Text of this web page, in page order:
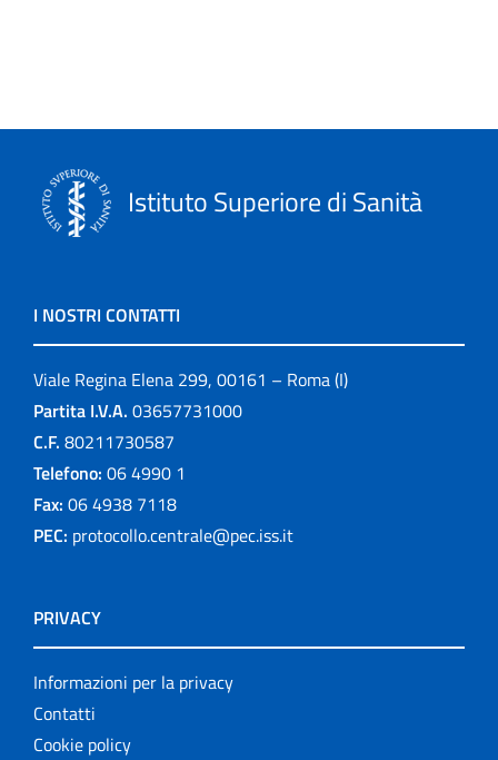
Informazioni editoriali
ISTISAN Congressi
La scuola e noi
Linee guida
Link
logo
Monografie
Notiziario
Opuscoli
Progetto NECOBELAC
Istituto Superiore di Sanità
I NOSTRI CONTATTI
Viale Regina Elena 299, 00161 – Roma (I)
Partita I.V.A. 03657731000
C.F. 80211730587
Telefono: 06 4990 1
Fax: 06 4938 7118
PEC: protocollo.centrale@pec.iss.it
PRIVACY
Informazioni per la privacy
Contatti
Cookie policy